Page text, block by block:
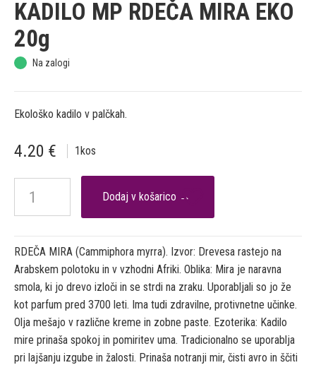
KADILO MP RDEČA MIRA EKO
20g
Na zalogi
Ekološko kadilo v palčkah.
4.20 € 1kos

RDEČA MIRA (Cammiphora myrra). Izvor: Drevesa rastejo na
Arabskem polotoku in v vzhodni Afriki. Oblika: Mira je naravna
smola, ki jo drevo izloči in se strdi na zraku. Uporabljali so jo že
kot parfum pred 3700 leti. Ima tudi zdravilne, protivnetne učinke.
Olja mešajo v različne kreme in zobne paste. Ezoterika: Kadilo
mire prinaša spokoj in pomiritev uma. Tradicionalno se uporablja
pri lajšanju izgube in žalosti. Prinaša notranji mir, čisti avro in ščiti